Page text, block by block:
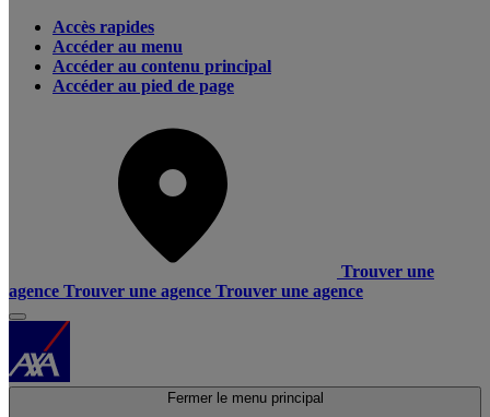
Accès rapides
Accéder au menu
Accéder au contenu principal
Accéder au pied de page
Trouver une
agence Trouver une agence Trouver une agence
Fermer le menu principal